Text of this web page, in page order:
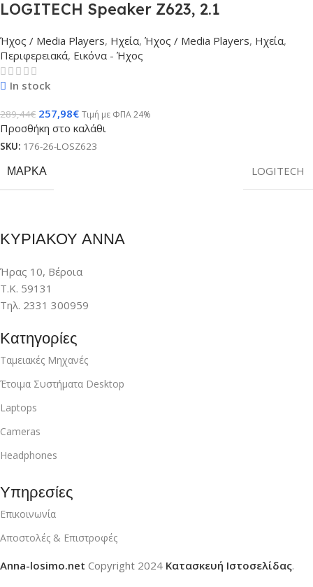
LOGITECH Speaker Z623, 2.1
Ήχος / Media Players, Ηχεία, Ήχος / Media Players, Ηχεία,
Περιφερειακά, Εικόνα - Ήχος
In stock
289,44€ 257,98€ Τιμή με ΦΠΑ 24%
Προσθήκη στο καλάθι
SKU: 176-26-LOSZ623
ΜΆΡΚΑ LOGITECH
ΚΥΡΙΑΚΟΥ ΑΝΝΑ
Ήρας 10, Βέροια
Τ.Κ. 59131
Τηλ. 2331 300959
Κατηγορίες
Ταμειακές Μηχανές
Έτοιμα Συστήματα Desktop
Laptops
Cameras
Headphones
Υπηρεσίες
Επικοινωνία
Αποστολές & Επιστροφές
Anna-losimo.net Copyright 2024 Κατασκευή Ιστοσελίδας.